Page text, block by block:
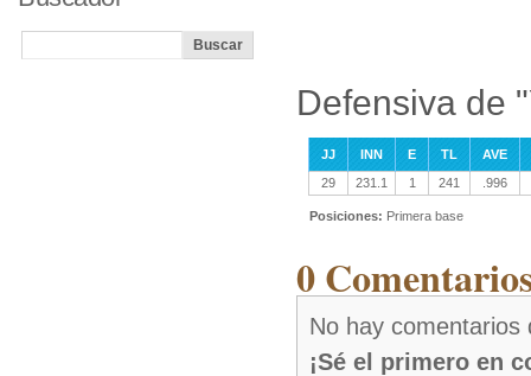
Defensiva de
JJ INN E TL
AVE
29
231.1 1 241 .996
Posiciones: Primera base
0
No hay comentarios
¡Sé el primero en